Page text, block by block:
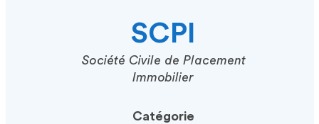
SCPI
Société Civile de Placement
Immobilier
Catégorie